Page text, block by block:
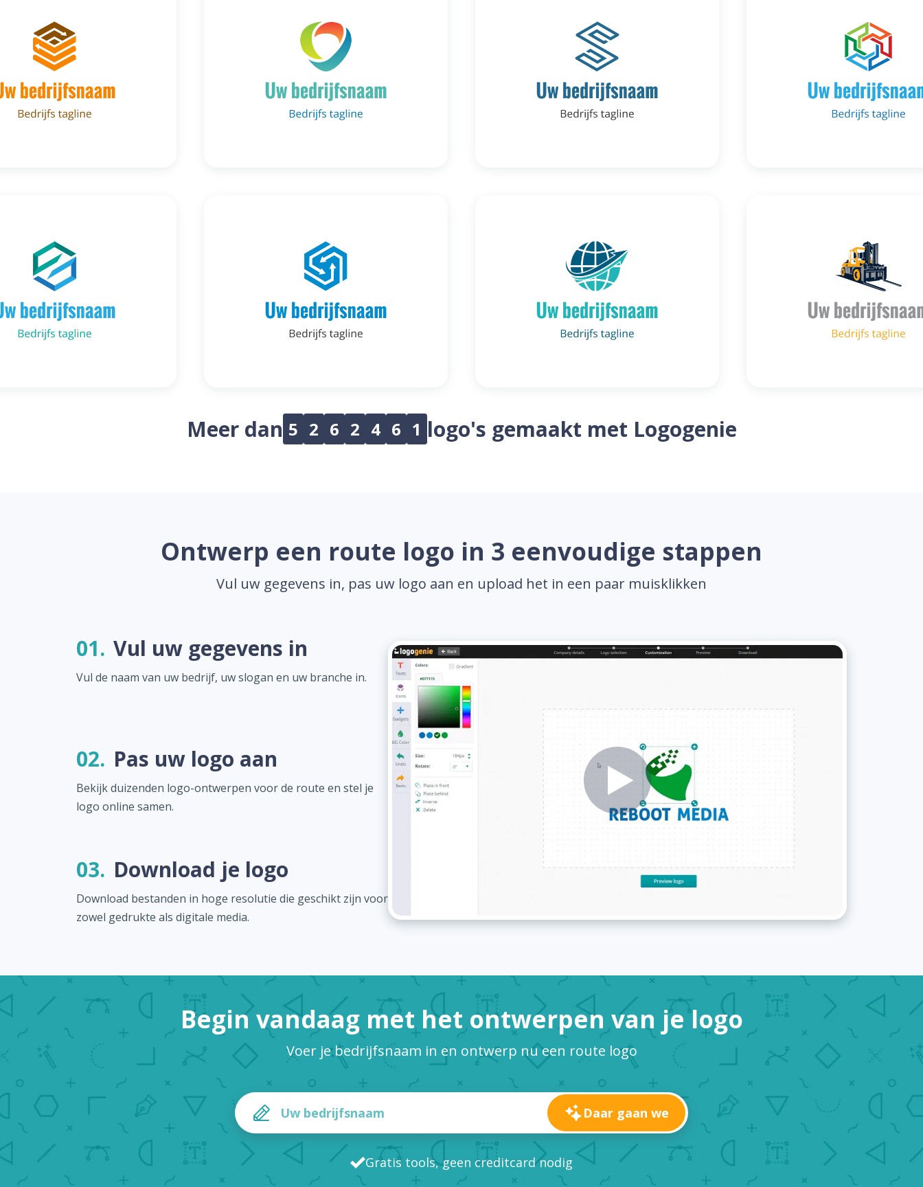
Meer dan 5 2 6 2 4 6 1 logo's gemaakt met Logogenie
Ontwerp een route logo in 3 eenvoudige stappen
Vul uw gegevens in, pas uw logo aan en upload het in een paar muisklikken
01. Vul uw gegevens in
Vul de naam van uw bedrijf, uw slogan en uw branche in.
02. Pas uw logo aan
Bekijk duizenden logo-ontwerpen voor de route en stel je
logo online samen.
03. Download je logo
Download bestanden in hoge resolutie die geschikt zijn voor
zowel gedrukte als digitale media.
Begin vandaag met het ontwerpen van je logo
Voer je bedrijfsnaam in en ontwerp nu een route logo
Daar gaan we
Gratis tools, geen creditcard nodig